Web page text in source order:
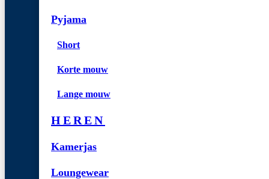
Pyjama
Short
Korte mouw
Lange mouw
HEREN
Kamerjas
Loungewear